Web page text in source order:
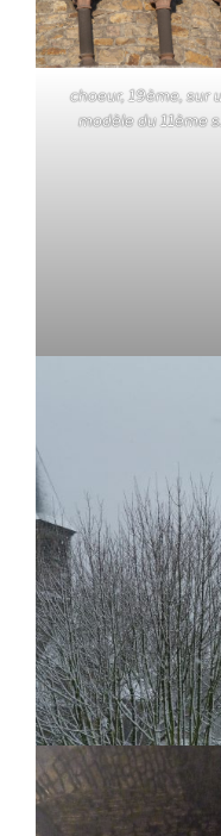
choeur, 19ème, sur
modèle du 11ème s.